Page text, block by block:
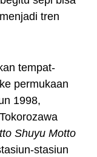
tren
tempat-
permukaan
1998,
Shuyu Motto
stasiun